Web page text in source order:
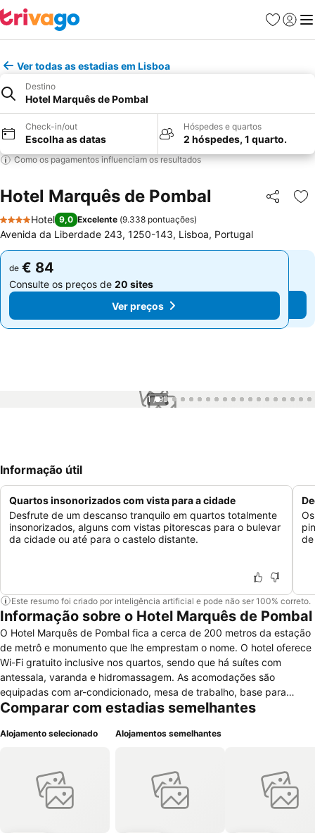
Favoritos
Iniciar
Ver todas as estadias em Lisboa
Destino
Hotel Marquês de Pombal
Check-in/out
Escolha as datas
Hóspedes e quartos
2 hóspedes, 1 quarto.
Como os pagamentos influenciam os resultados
Hotel Marquês de Pombal Partilhar
4 Estrelas
Hotel 9,0 Excelente (9.338 pontuações)
Avenida da Liberdade 243, 1250-143, Lisboa, Portugal
de € 84
Consulte os preços de 20 sites
Ver preços
de € 84
Consulte os preços de 20 sites
Ver preços
1 / 99
Informação útil
Quartos insonorizados com vista para a cidade
Desfrute de um descanso tranquilo em quartos totalmente
insonorizados, alguns com vistas pitorescas para o bulevar
da cidade ou até para o castelo distante.
Este resumo foi criado por inteligência artificial e pode não ser 100% correto.
Informação sobre o Hotel Marquês de Pombal
O Hotel Marquês de Pombal fica a cerca de 200 metros da estação
de metrô e monumento que lhe emprestam o nome. O hotel oferece
Wi-Fi gratuito inclusive nos quartos, sendo que há suítes com
antessala, varanda e hidromassagem. As acomodações são
equipadas com ar-condicionado, mesa de trabalho, base para
smartphone, cofre, telefone e televisão com canais a cabo. Os
de higiene pessoal. Algumas unidades são adaptadas para pessoas
estacionamento cobrado à parte. O café da manhã é gratuito. Sem
sair do hotel, o visitante pode almoçar e jantar no Restaurante BLÚ,
com cardápio baseado na culinária portuguesa. A propriedade fica
Comparar com estadias semelhantes
Alojamento selecionado Alojamentos semelhantes